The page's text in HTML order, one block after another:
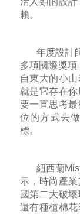
賴。
年度設計
多項國際獎
自東大的小
就是它存在
要一直思考
位的方式去
標。
紐西蘭
示，時尚產
國第二大破
還有種植棉